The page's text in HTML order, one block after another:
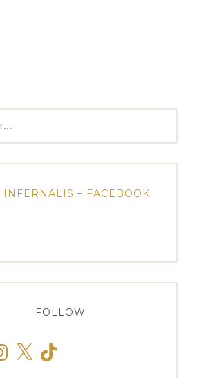
INFERNALIS – FACEBOOK
FOLLOW
X TikTok